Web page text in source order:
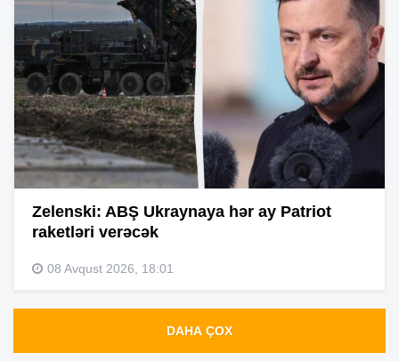
Zelenski: ABŞ Ukraynaya hər ay Patriot
raketləri verəcək
08 Avqust 2026, 18:01
DAHA ÇOX